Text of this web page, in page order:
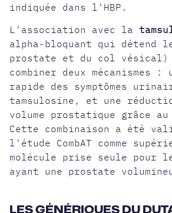
indiquée dans l'HBP.
L'association avec la
alpha-bloquant qui détend
prostate et du col vésical)
combiner deux mécanismes :
rapide des symptômes
tamsulosine, et une
volume prostatique grâce
Cette combinaison a été
l'étude CombAT comme
molécule prise seule pour
ayant une prostate
LES GÉNÉRIQUES DU